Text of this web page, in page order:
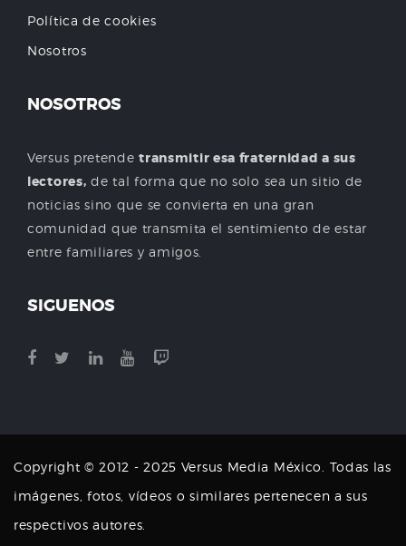
Política de cookies
Nosotros
NOSOTROS
Versus pretendetransmitir esa fraternidad a sus
lectores, de tal forma que no solo sea un sitio de
noticias sino que se convierta en una gran
comunidad que transmita el sentimiento de estar
entre familiares y amigos.
SIGUENOS
Copyright © 2012 - 2025 Versus Media México. Todas las
imágenes, fotos, vídeos o similares pertenecen a sus
respectivos autores.